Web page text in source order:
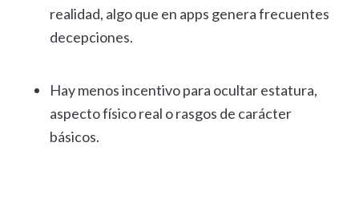
realidad, algo que en apps genera frecuentes
decepciones.
Hay menos incentivo para ocultar estatura,
aspecto físico real o rasgos de carácter
básicos.